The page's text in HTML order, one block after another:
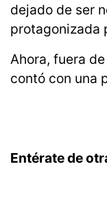
dejado de ser
protagonizada
Ahora, fuera
contó con una
Entérate de